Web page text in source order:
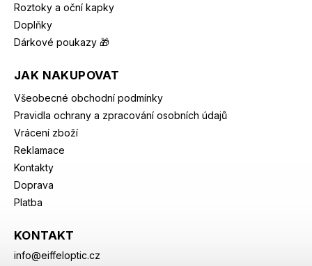
Roztoky a oční kapky
Doplňky
Dárkové poukazy 🎁
JAK NAKUPOVAT
Všeobecné obchodní podmínky
Pravidla ochrany a zpracování osobních údajů
Vrácení zboží
Reklamace
Kontakty
Doprava
Platba
KONTAKT
info@eiffeloptic.cz